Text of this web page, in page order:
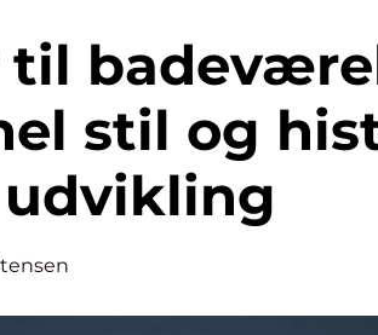
stil og
udvikling